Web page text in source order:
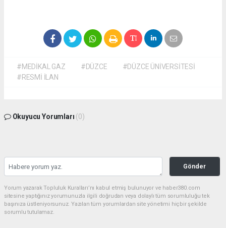
#MEDİKAL GAZ #DÜZCE
#DÜZCE ÜNİVERSİTESİ
#RESMİ İLAN
Okuyucu Yorumları (0)
Gönder
Yorum yazarak Topluluk Kuralları’nı kabul etmiş bulunuyor ve haber380.com
sitesine yaptığınız yorumunuzla ilgili doğrudan veya dolaylı tüm sorumluluğu tek
başınıza üstleniyorsunuz. Yazılan tüm yorumlardan site yönetimi hiçbir şekilde
sorumlu tutulamaz.